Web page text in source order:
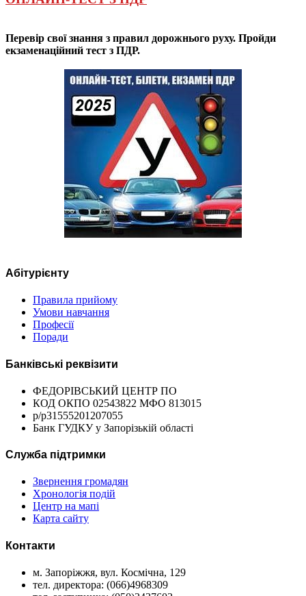
Перевір свої знання з правил дорожнього руху. Пройди
екзаменаційний тест з ПДР.
Абітурієнту
Правила прийому
Умови навчання
Професії
Поради
Банківські реквізити
ФЕДОРІВСЬКИЙ ЦЕНТР ПО
КОД ОКПО 02543822 МФО 813015
р/р31555201207055
Банк ГУДКУ у Запорізькій області
Служба підтримки
Звернення громадян
Хронологія подій
Центр на мапі
Карта сайту
Контакти
м. Запоріжжя, вул. Космічна, 129
тел. директора: (066)4968309